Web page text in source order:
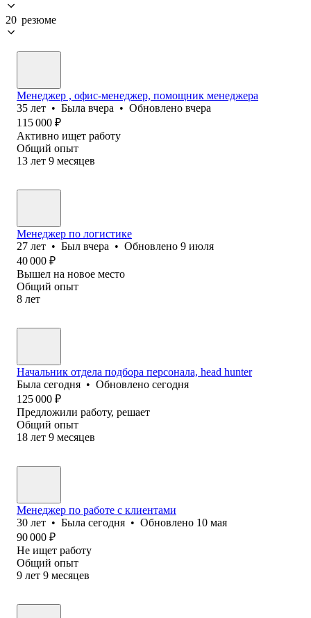
20 резюме
Менеджер , офис-менеджер, помощник менеджера
35 лет • Была вчера • Обновлено вчера
115 000 ₽
Активно ищет работу
Общий опыт
13 лет 9 месяцев
Менеджер по логистике
27 лет • Был вчера • Обновлено 9 июля
40 000 ₽
Вышел на новое место
Общий опыт
8 лет
Начальник отдела подбора персонала, head hunter
Была сегодня • Обновлено сегодня
125 000 ₽
Предложили работу, решает
Общий опыт
18 лет 9 месяцев
Менеджер по работе с клиентами
30 лет • Была сегодня • Обновлено 10 мая
90 000 ₽
Не ищет работу
Общий опыт
9 лет 9 месяцев